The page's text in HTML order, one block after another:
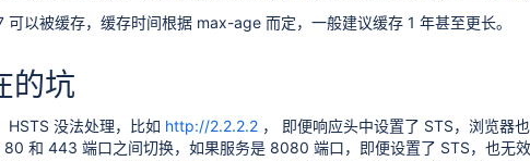
以被缓存，缓存时间根据 max-age 而定，一般建议缓存 1 年甚至更长。
的坑
HSTS 没法处理，比如 http://2.2.2.2 ， 即便响应头中设置了 STS，浏览器
和 443 端口之间切换，如果服务是 8080 端口，即便设置了 STS，也无效